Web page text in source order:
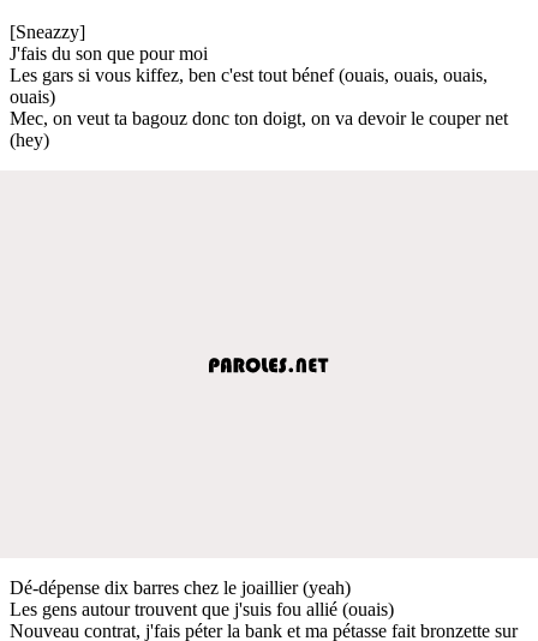
[Sneazzy]
J'fais du son que pour moi
Les gars si vous kiffez, ben c'est tout bénef (ouais, ouais, ouais,
ouais)
Mec, on veut ta bagouz donc ton doigt, on va devoir le couper net
(hey)
Dé-dépense dix barres chez le joaillier (yeah)
Les gens autour trouvent que j'suis fou allié (ouais)
Nouveau contrat, j'fais péter la bank et ma pétasse fait bronzette sur